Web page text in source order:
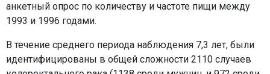
анкетный опрос по количеству и частоте пищи между
1993 и 1996 годами.
В течение среднего периода наблюдения 7,3 лет, были
идентифицированы в общей сложности 2110 случаев